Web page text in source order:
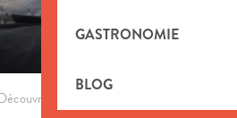
GASTRONOMIE
BLOG
le territoire